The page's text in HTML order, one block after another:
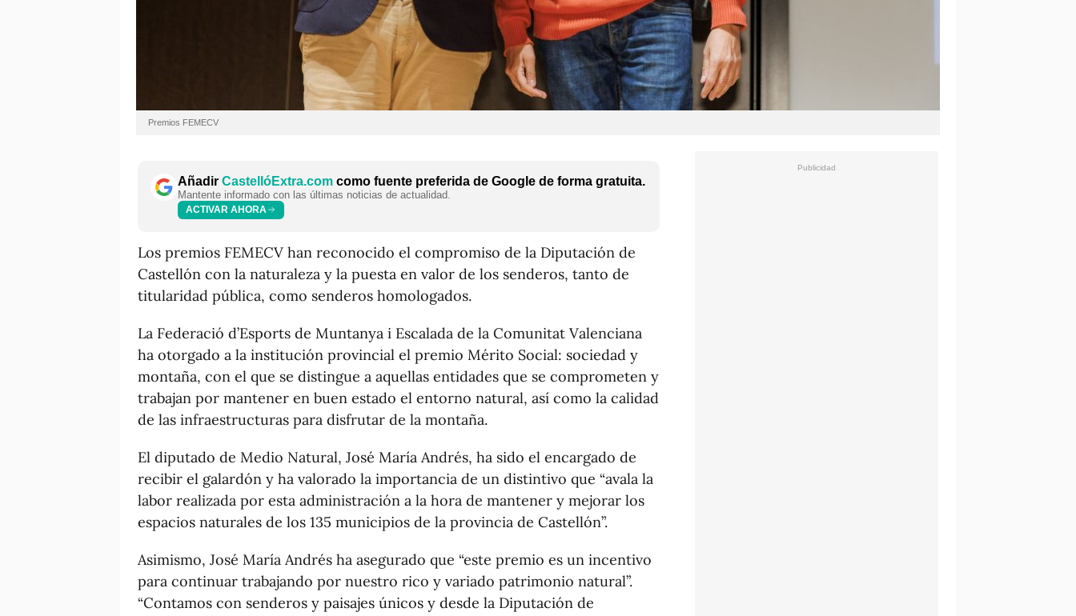
Premios FEMECV
Añadir CastellóExtra.com como fuente preferida de Google de forma gratuita.
Mantente informado con las últimas noticias de actualidad.
ACTIVAR AHORA
Los premios FEMECV han reconocido el compromiso de la Diputación de
Castellón con la naturaleza y la puesta en valor de los senderos, tanto de
titularidad pública, como senderos homologados.
La Federació d’Esports de Muntanya i Escalada de la Comunitat Valenciana
ha otorgado a la institución provincial el premio Mérito Social: sociedad y
montaña, con el que se distingue a aquellas entidades que se comprometen y
trabajan por mantener en buen estado el entorno natural, así como la calidad
de las infraestructuras para disfrutar de la montaña.
El diputado de Medio Natural, José María Andrés, ha sido el encargado de
recibir el galardón y ha valorado la importancia de un distintivo que “avala la
labor realizada por esta administración a la hora de mantener y mejorar los
espacios naturales de los 135 municipios de la provincia de Castellón”.
Asimismo, José María Andrés ha asegurado que “este premio es un incentivo
para continuar trabajando por nuestro rico y variado patrimonio natural”.
“Contamos con senderos y paisajes únicos y desde la Diputación de